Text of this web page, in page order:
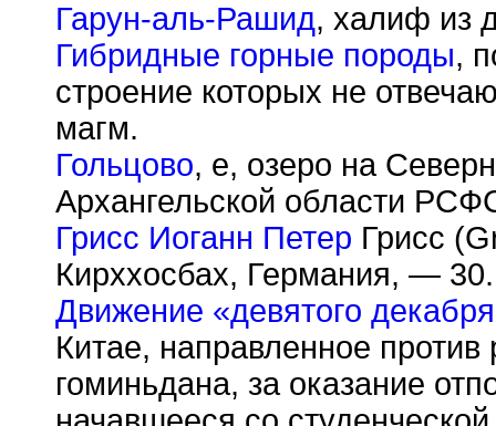
Гарун-аль-Рашид, халиф из
Гибридные горные породы,
строение которых не
магм.
Гольцово, е, озеро на
Архангельской области
Грисс Иоганн Петер Грисс
Кирххосбах, Германия, — 30.
Движение «девятого
Китае, направленное против
гоминьдана, за оказание